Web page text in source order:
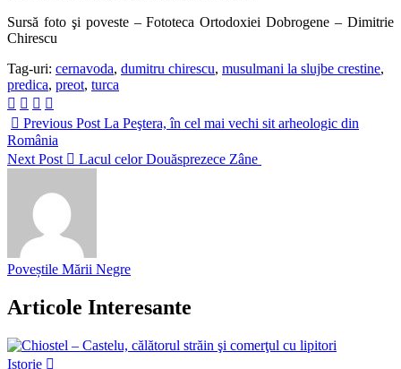
Sursă foto şi poveste – Fototeca Ortodoxiei Dobrogene – Dimitrie
Chirescu
Tag-uri: cernavoda, dumitru chirescu, musulmani la slujbe crestine,
predica, preot, turca
Previous Post La Peştera, în cel mai vechi sit arheologic din
România
Next Post
Lacul celor Douăsprezece Zâne
Poveștile Mării Negre
Articole Interesante
Istorie